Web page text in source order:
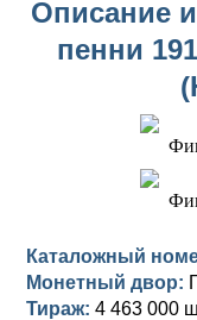
Золотые
Памятные и
Золото
Германская
Для Финляндии
Памятные и
Александр III
Для Финляндии
Памятные и
Александр II
Медь
Для Финляндии
Николай I (1825-
Платина, золото
Серебро
Александр I
Золото
Серебро
Павел I (1796-1801)
Золото
Екатерина II
Описание
пенни
Каталожный
Монетный двор:
Тираж: 4 463 000